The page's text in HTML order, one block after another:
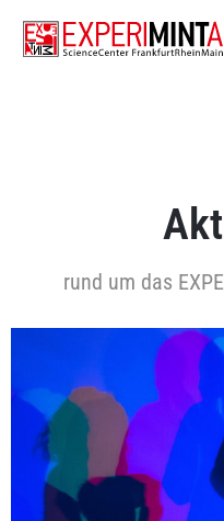
rund um das